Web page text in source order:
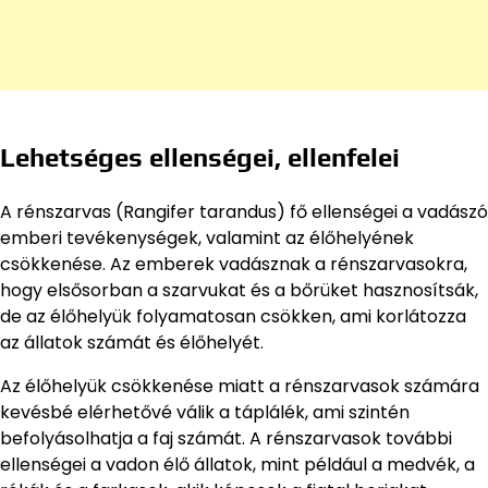
Lehetséges ellenségei, ellenfelei
A rénszarvas (Rangifer tarandus) fő ellenségei a vadászó
emberi tevékenységek, valamint az élőhelyének
csökkenése. Az emberek vadásznak a rénszarvasokra,
hogy elsősorban a szarvukat és a bőrüket hasznosítsák,
de az élőhelyük folyamatosan csökken, ami korlátozza
az állatok számát és élőhelyét.
Az élőhelyük csökkenése miatt a rénszarvasok számára
kevésbé elérhetővé válik a táplálék, ami szintén
befolyásolhatja a faj számát. A rénszarvasok további
ellenségei a vadon élő állatok, mint például a medvék, a